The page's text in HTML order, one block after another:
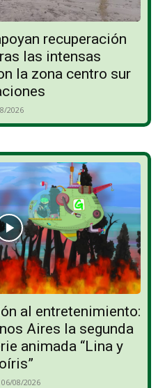
recuperación
las intensas
la zona centro sur
2026
al entretenimiento:
Aires la segunda
animada “Lina y
06/08/2026